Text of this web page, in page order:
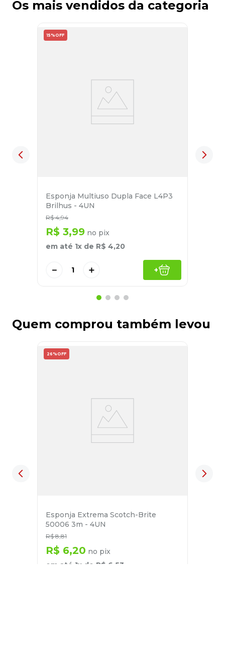
Os mais vendidos da categoria
15% OFF
Esponja Multiuso Dupla Face L4P3
Brilhus - 4UN
R$ 4,94
R$ 3,99 no pix
em até 1x de R$ 4,20
＋
－ +
Quem comprou também levou
26% OFF
Esponja Extrema Scotch-Brite
50006 3m - 4UN
R$ 8,81
R$ 6,20 no pix
em até 1x de R$ 6 53